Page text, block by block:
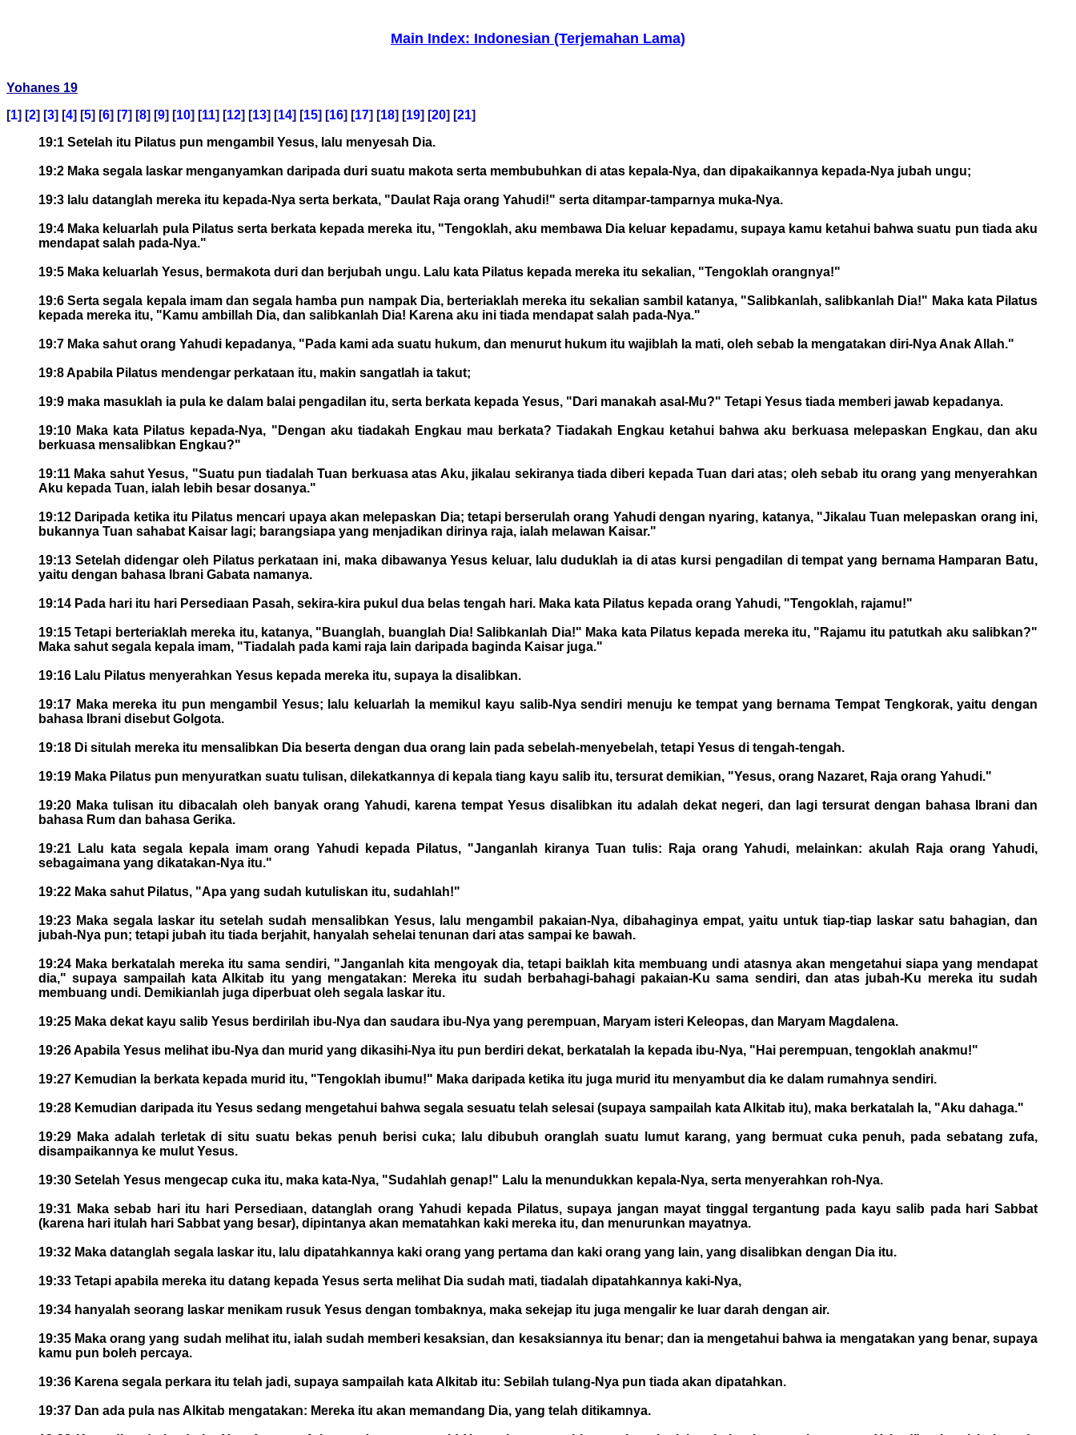
Main Index: Indonesian (Terjemahan Lama)
Yohanes 19
[1] [2] [3] [4] [5] [6] [7] [8] [9] [10] [11] [12] [13] [14] [15] [16] [17] [18] [19] [20] [21]
19:1 Setelah itu Pilatus pun mengambil Yesus, lalu menyesah Dia.
19:2 Maka segala laskar menganyamkan daripada duri suatu makota serta membubuhkan di atas kepala-Nya, dan dipakaikannya kepada-Nya jubah ungu;
19:3 lalu datanglah mereka itu kepada-Nya serta berkata, "Daulat Raja orang Yahudi!" serta ditampar-tamparnya muka-Nya.
19:4 Maka keluarlah pula Pilatus serta berkata kepada mereka itu, "Tengoklah, aku membawa Dia keluar kepadamu, supaya kamu ketahui bahwa suatu pun tiada aku
mendapat salah pada-Nya."
19:5 Maka keluarlah Yesus, bermakota duri dan berjubah ungu. Lalu kata Pilatus kepada mereka itu sekalian, "Tengoklah orangnya!"
19:6 Serta segala kepala imam dan segala hamba pun nampak Dia, berteriaklah mereka itu sekalian sambil katanya, "Salibkanlah, salibkanlah Dia!" Maka kata Pilatus
kepada mereka itu, "Kamu ambillah Dia, dan salibkanlah Dia! Karena aku ini tiada mendapat salah pada-Nya."
19:7 Maka sahut orang Yahudi kepadanya, "Pada kami ada suatu hukum, dan menurut hukum itu wajiblah Ia mati, oleh sebab Ia mengatakan diri-Nya Anak Allah."
19:8 Apabila Pilatus mendengar perkataan itu, makin sangatlah ia takut;
19:9 maka masuklah ia pula ke dalam balai pengadilan itu, serta berkata kepada Yesus, "Dari manakah asal-Mu?" Tetapi Yesus tiada memberi jawab kepadanya.
19:10 Maka kata Pilatus kepada-Nya, "Dengan aku tiadakah Engkau mau berkata? Tiadakah Engkau ketahui bahwa aku berkuasa melepaskan Engkau, dan aku
berkuasa mensalibkan Engkau?"
19:11 Maka sahut Yesus, "Suatu pun tiadalah Tuan berkuasa atas Aku, jikalau sekiranya tiada diberi kepada Tuan dari atas; oleh sebab itu orang yang menyerahkan
Aku kepada Tuan, ialah lebih besar dosanya."
19:12 Daripada ketika itu Pilatus mencari upaya akan melepaskan Dia; tetapi berserulah orang Yahudi dengan nyaring, katanya, "Jikalau Tuan melepaskan orang ini,
bukannya Tuan sahabat Kaisar lagi; barangsiapa yang menjadikan dirinya raja, ialah melawan Kaisar."
19:13 Setelah didengar oleh Pilatus perkataan ini, maka dibawanya Yesus keluar, lalu duduklah ia di atas kursi pengadilan di tempat yang bernama Hamparan Batu,
yaitu dengan bahasa Ibrani Gabata namanya.
19:14 Pada hari itu hari Persediaan Pasah, sekira-kira pukul dua belas tengah hari. Maka kata Pilatus kepada orang Yahudi, "Tengoklah, rajamu!"
19:15 Tetapi berteriaklah mereka itu, katanya, "Buanglah, buanglah Dia! Salibkanlah Dia!" Maka kata Pilatus kepada mereka itu, "Rajamu itu patutkah aku salibkan?"
Maka sahut segala kepala imam, "Tiadalah pada kami raja lain daripada baginda Kaisar juga."
19:16 Lalu Pilatus menyerahkan Yesus kepada mereka itu, supaya Ia disalibkan.
19:17 Maka mereka itu pun mengambil Yesus; lalu keluarlah Ia memikul kayu salib-Nya sendiri menuju ke tempat yang bernama Tempat Tengkorak, yaitu dengan
bahasa Ibrani disebut Golgota.
19:18 Di situlah mereka itu mensalibkan Dia beserta dengan dua orang lain pada sebelah-menyebelah, tetapi Yesus di tengah-tengah.
19:19 Maka Pilatus pun menyuratkan suatu tulisan, dilekatkannya di kepala tiang kayu salib itu, tersurat demikian, "Yesus, orang Nazaret, Raja orang Yahudi."
19:20 Maka tulisan itu dibacalah oleh banyak orang Yahudi, karena tempat Yesus disalibkan itu adalah dekat negeri, dan lagi tersurat dengan bahasa Ibrani dan
bahasa Rum dan bahasa Gerika.
19:21 Lalu kata segala kepala imam orang Yahudi kepada Pilatus, "Janganlah kiranya Tuan tulis: Raja orang Yahudi, melainkan: akulah Raja orang Yahudi,
sebagaimana yang dikatakan-Nya itu."
19:22 Maka sahut Pilatus, "Apa yang sudah kutuliskan itu, sudahlah!"
19:23 Maka segala laskar itu setelah sudah mensalibkan Yesus, lalu mengambil pakaian-Nya, dibahaginya empat, yaitu untuk tiap-tiap laskar satu bahagian, dan
jubah-Nya pun; tetapi jubah itu tiada berjahit, hanyalah sehelai tenunan dari atas sampai ke bawah.
19:24 Maka berkatalah mereka itu sama sendiri, "Janganlah kita mengoyak dia, tetapi baiklah kita membuang undi atasnya akan mengetahui siapa yang mendapat
dia," supaya sampailah kata Alkitab itu yang mengatakan: Mereka itu sudah berbahagi-bahagi pakaian-Ku sama sendiri, dan atas jubah-Ku mereka itu sudah
membuang undi. Demikianlah juga diperbuat oleh segala laskar itu.
19:25 Maka dekat kayu salib Yesus berdirilah ibu-Nya dan saudara ibu-Nya yang perempuan, Maryam isteri Keleopas, dan Maryam Magdalena.
19:26 Apabila Yesus melihat ibu-Nya dan murid yang dikasihi-Nya itu pun berdiri dekat, berkatalah Ia kepada ibu-Nya, "Hai perempuan, tengoklah anakmu!"
19:27 Kemudian Ia berkata kepada murid itu, "Tengoklah ibumu!" Maka daripada ketika itu juga murid itu menyambut dia ke dalam rumahnya sendiri.
19:28 Kemudian daripada itu Yesus sedang mengetahui bahwa segala sesuatu telah selesai (supaya sampailah kata Alkitab itu), maka berkatalah Ia, "Aku dahaga."
19:29 Maka adalah terletak di situ suatu bekas penuh berisi cuka; lalu dibubuh oranglah suatu lumut karang, yang bermuat cuka penuh, pada sebatang zufa,
disampaikannya ke mulut Yesus.
19:30 Setelah Yesus mengecap cuka itu, maka kata-Nya, "Sudahlah genap!" Lalu Ia menundukkan kepala-Nya, serta menyerahkan roh-Nya.
19:31 Maka sebab hari itu hari Persediaan, datanglah orang Yahudi kepada Pilatus, supaya jangan mayat tinggal tergantung pada kayu salib pada hari Sabbat
(karena hari itulah hari Sabbat yang besar), dipintanya akan mematahkan kaki mereka itu, dan menurunkan mayatnya.
19:32 Maka datanglah segala laskar itu, lalu dipatahkannya kaki orang yang pertama dan kaki orang yang lain, yang disalibkan dengan Dia itu.
19:33 Tetapi apabila mereka itu datang kepada Yesus serta melihat Dia sudah mati, tiadalah dipatahkannya kaki-Nya,
19:34 hanyalah seorang laskar menikam rusuk Yesus dengan tombaknya, maka sekejap itu juga mengalir ke luar darah dengan air.
19:35 Maka orang yang sudah melihat itu, ialah sudah memberi kesaksian, dan kesaksiannya itu benar; dan ia mengetahui bahwa ia mengatakan yang benar, supaya
kamu pun boleh percaya.
19:36 Karena segala perkara itu telah jadi, supaya sampailah kata Alkitab itu: Sebilah tulang-Nya pun tiada akan dipatahkan.
19:37 Dan ada pula nas Alkitab mengatakan: Mereka itu akan memandang Dia, yang telah ditikamnya.